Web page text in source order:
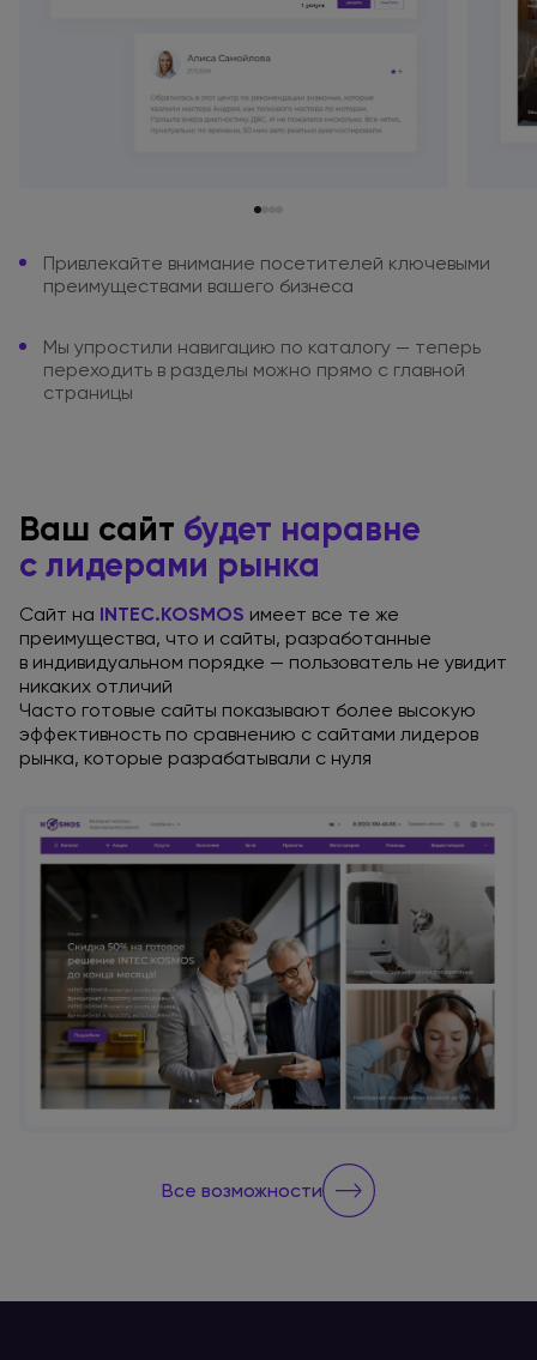
Привлекайте внимание посетителей ключевыми
преимуществами вашего бизнеса
Мы упростили навигацию по каталогу — теперь
переходить в разделы можно прямо с главной
страницы
Ваш сайт будет наравне
с лидерами рынка
Сайт на INTEC.KOSMOS имеет все те же
преимущества, что и сайты, разработанные
в индивидуальном порядке — пользователь не увидит
никаких отличий
Часто готовые сайты показывают более высокую
эффективность по сравнению с сайтами лидеров
рынка, которые разрабатывали с нуля
Все возможности